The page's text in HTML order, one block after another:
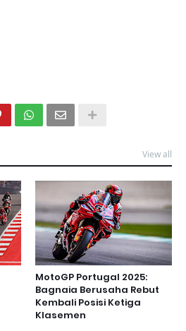
View all
MotoGP Portugal 2025:
Bagnaia Berusaha Rebut
Kembali Posisi Ketiga
Klasemen